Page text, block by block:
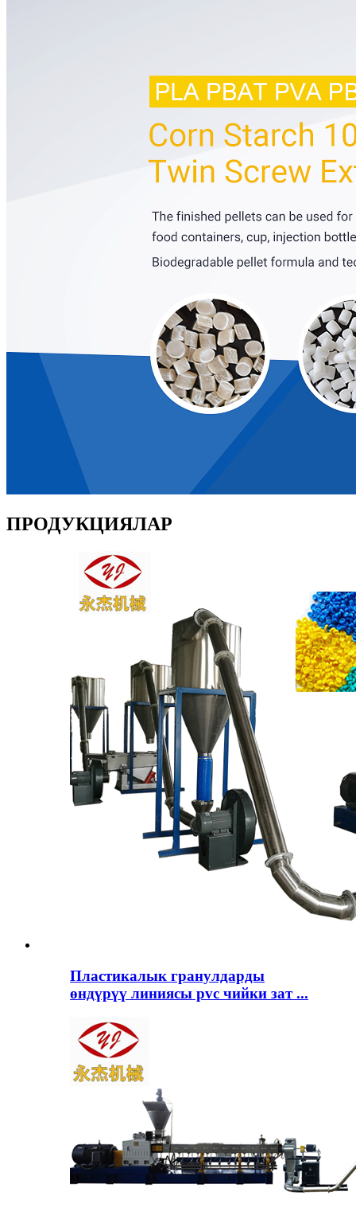
ПРОДУКЦИЯЛАР
Пластикалык гранулдарды
өндүрүү линиясы pvc чийки зат ...